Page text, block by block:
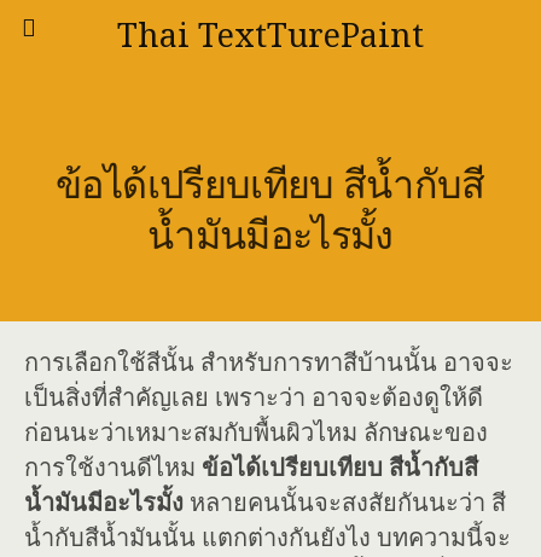
Thai TextTurePaint
ข้อได้เปรียบเทียบ สีน้ำกับสี
น้ำมันมีอะไรมั้ง
การเลือกใช้สีนั้น สำหรับการทาสีบ้านนั้น อาจจะ
เป็นสิ่งที่สำคัญเลย เพราะว่า อาจจะต้องดูให้ดี
ก่อนนะว่าเหมาะสมกับพื้นผิวไหม ลักษณะของ
การใช้งานดีไหม ข้อได้เปรียบเทียบ สีน้ำกับสี
น้ำมันมีอะไรมั้ง หลายคนนั้นจะสงสัยกันนะว่า สี
น้ำกับสีน้ำมันนั้น แตกต่างกันยังไง บทความนี้จะ